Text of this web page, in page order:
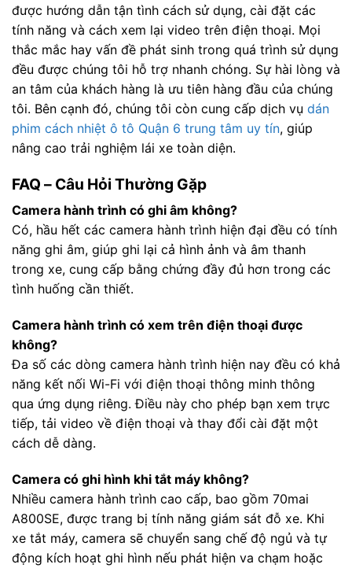
được hướng dẫn tận tình cách sử dụng, cài đặt các
tính năng và cách xem lại video trên điện thoại. Mọi
thắc mắc hay vấn đề phát sinh trong quá trình sử dụng
đều được chúng tôi hỗ trợ nhanh chóng. Sự hài lòng và
an tâm của khách hàng là ưu tiên hàng đầu của chúng
tôi. Bên cạnh đó, chúng tôi còn cung cấp dịch vụ dán
phim cách nhiệt ô tô Quận 6 trung tâm uy tín, giúp
nâng cao trải nghiệm lái xe toàn diện.
FAQ – Câu Hỏi Thường Gặp
Camera hành trình có ghi âm không?
Có, hầu hết các camera hành trình hiện đại đều có tính
năng ghi âm, giúp ghi lại cả hình ảnh và âm thanh
trong xe, cung cấp bằng chứng đầy đủ hơn trong các
tình huống cần thiết.
Camera hành trình có xem trên điện thoại được
không?
Đa số các dòng camera hành trình hiện nay đều có khả
năng kết nối Wi-Fi với điện thoại thông minh thông
qua ứng dụng riêng. Điều này cho phép bạn xem trực
tiếp, tải video về điện thoại và thay đổi cài đặt một
cách dễ dàng.
Camera có ghi hình khi tắt máy không?
Nhiều camera hành trình cao cấp, bao gồm 70mai
A800SE, được trang bị tính năng giám sát đỗ xe. Khi
xe tắt máy, camera sẽ chuyển sang chế độ ngủ và tự
động kích hoạt ghi hình nếu phát hiện va chạm hoặc